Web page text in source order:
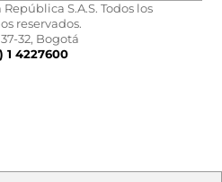
S.A.S. Todos los
reservados.
37-32, Bogotá
1 4227600